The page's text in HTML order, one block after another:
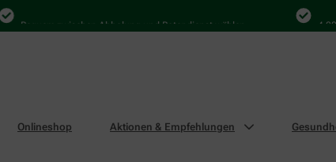
Bequem zwischen Abholung und Botendienst wählen 4.000
Onlineshop Aktionen & Empfehlungen